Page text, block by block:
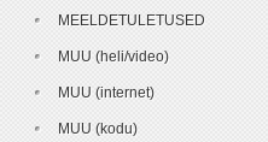
MEELDETULETUSED
MUU (heli/video)
MUU (internet)
MUU (kodu)